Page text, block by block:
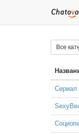
Все
Сериал